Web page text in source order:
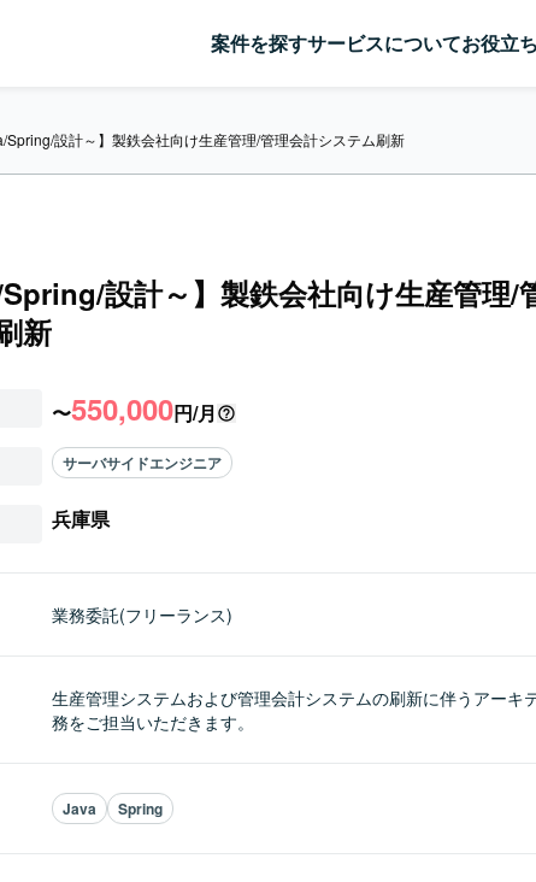
案件を探すサービスについてお役立
Spring/設計～】製鉄会社向け生産管理/管理会計システム刷新
Spring/設計～】製鉄会社向け生産管理/
新
〜550,000円/月
サーバサイドエンジニア
兵庫県
業務委託(フリーランス)
生産管理システムおよび管理会計システムの刷新に伴うアーキ
務をご担当いただきます。
Java Spring